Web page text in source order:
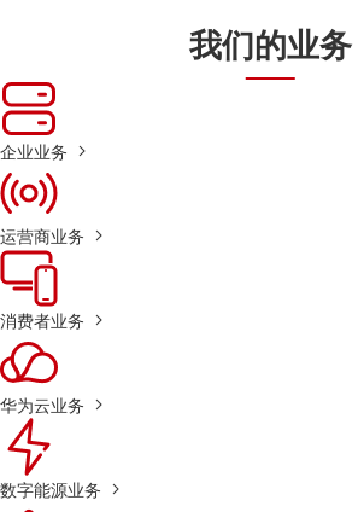
我们的业务
企业业务
运营商业务
消费者业务
华为云业务
数字能源业务